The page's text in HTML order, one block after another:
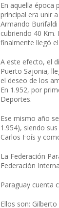
En aquella época
principal era unir
Armando
cubriendo 40
finalmente llegó
A este efecto, el
Puerto Sajonia,
el deseo de los
En 1.952, por
Deportes.
Ese mismo año
1.954), siendo
Carlos Foís y
La Federación
Federación
Paraguay cuenta
Ellos son: